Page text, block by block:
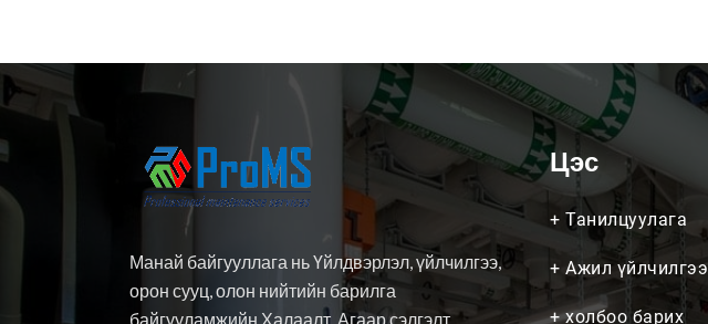
Манай байгууллага нь Үйлдвэрлэл, үйлчилгээ,
орон сууц, олон нийтийн барилга
байгууламжийн Халаалт, Агаар сэлгэлт,
Цэс
+ Танилцуулага
+ Ажил үйлчилгээ
+холбоо барих